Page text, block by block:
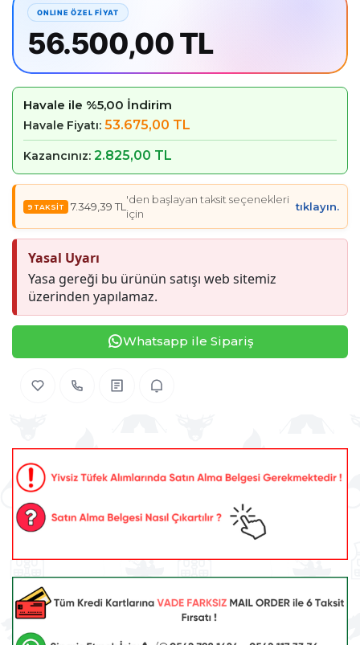
56.500,00 TL
Havale ile %5,00 İndirim
Havale Fiyatı: 53.675,00 TL
Kazancınız: 2.825,00 TL
7.349,39 TL
'den başlayan taksit seçenekleri
için
tıklayın.
Yasal Uyarı
Yasa gereği bu ürünün satışı web sitemiz
üzerinden yapılamaz.
Whatsapp ile Sipariş